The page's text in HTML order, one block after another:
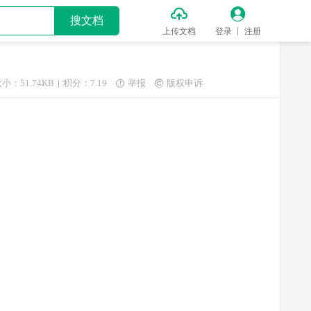
搜文档 
上传文档

登录 注册
小：51.74KB 积分：7.19  举报  版权申诉